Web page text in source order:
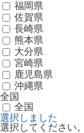
福岡県
佐賀県
長崎県
熊本県
大分県
宮崎県
鹿児島県
沖縄県
全国
全国
選択しました
選択してください。